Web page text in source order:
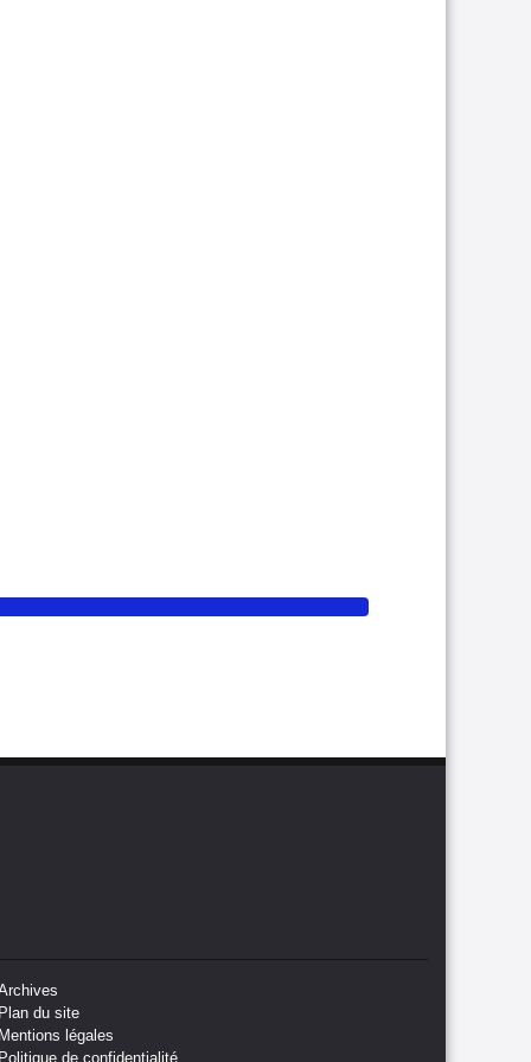
Plan du site
Mentions légales
Politique de confidentialité